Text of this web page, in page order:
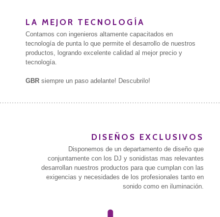
LA MEJOR TECNOLOGÍA
Contamos con ingenieros altamente capacitados en
tecnología de punta lo que permite el desarrollo de nuestros
productos, logrando excelente calidad al mejor precio y
tecnología.
GBRsiempre un paso adelante! Descubrilo!
DISEÑOS EXCLUSIVOS
Disponemos de un departamento de diseño que
conjuntamente con los DJ y sonidistas mas relevantes
desarrollan nuestros productos para que cumplan con las
exigencias y necesidades de los profesionales tanto en
sonido como en iluminación.